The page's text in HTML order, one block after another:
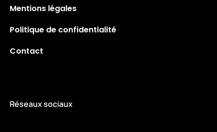
Mentions légales
Politique de confidentialité
Contact
Réseaux sociaux